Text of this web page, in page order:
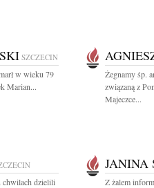
SZCZECIN
w wieku 79
Marian...
Żegnamy śp.
związaną z
Majeczce...
dzielili
JANINA
Z żalem